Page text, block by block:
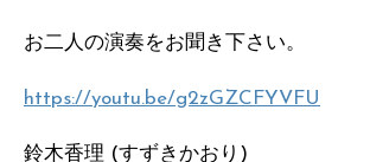
お二人の演奏をお聞き下さい。
https://youtu.be/g2zGZCFYVFU
鈴木香理 (すずきかおり)